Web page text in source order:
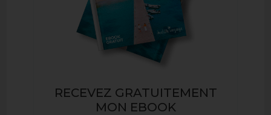
RECEVEZ GRATUITEMENT
MON EBOOK